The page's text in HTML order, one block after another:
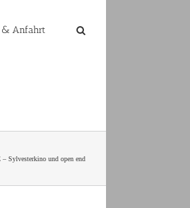
& Anfahrt
Sylvesterkino und open end